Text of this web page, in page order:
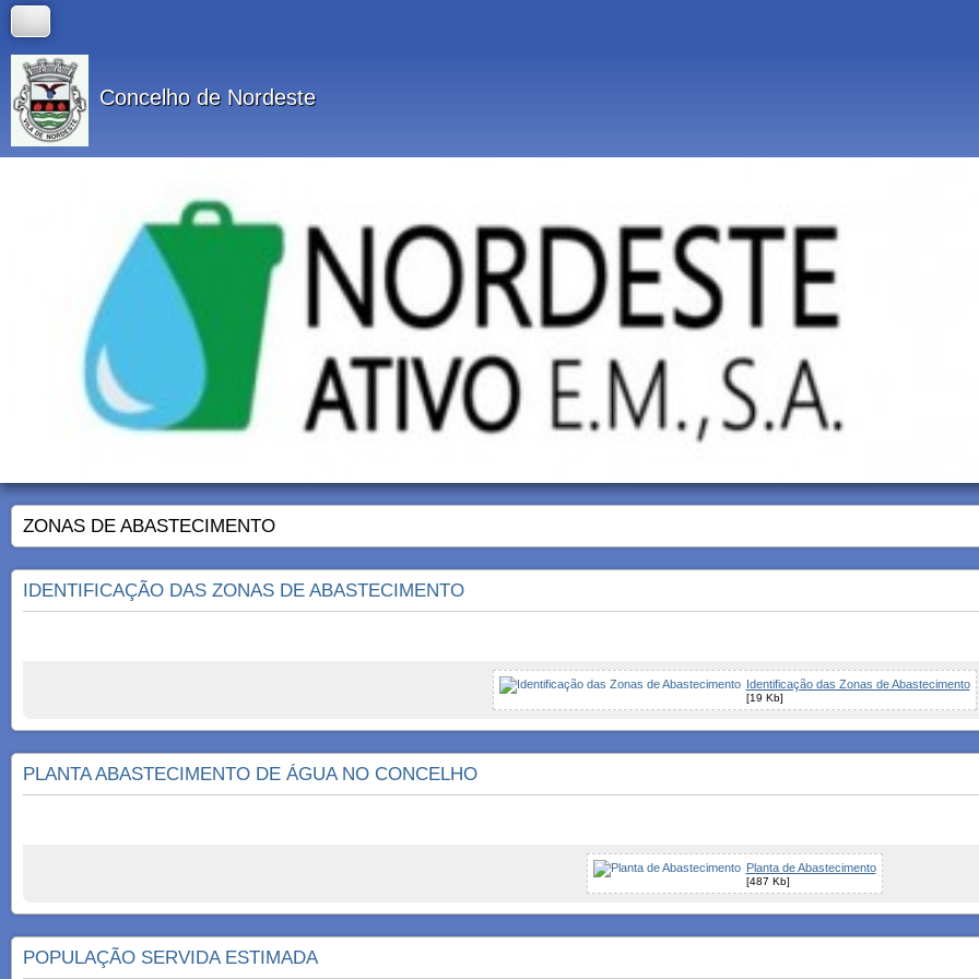
Concelho de Nordeste
ZONAS DE ABASTECIMENTO
IDENTIFICAÇÃO DAS ZONAS DE ABASTECIMENTO
Identificação das Zonas de Abastecimento
[19 Kb]
PLANTA ABASTECIMENTO DE ÁGUA NO CONCELHO
Planta de Abastecimento
[487 Kb]
POPULAÇÃO SERVIDA ESTIMADA